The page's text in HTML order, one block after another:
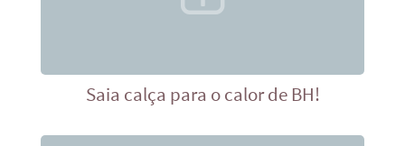
Saia calça para o calor de BH!